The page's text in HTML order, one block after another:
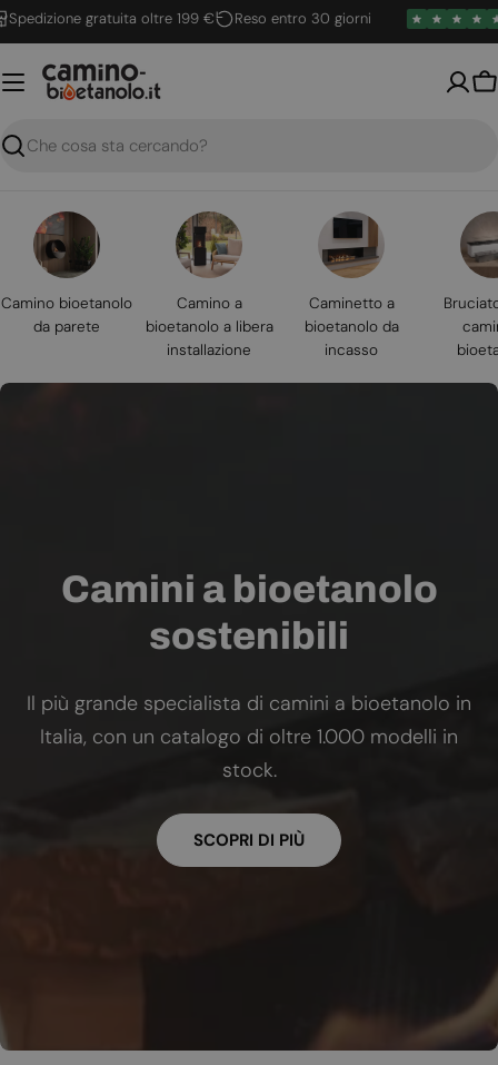
Vai
al
contenuto
gratuita oltre 199 € Reso entro 30 giorni
Ricerca
Camino bioetanolo
da parete
Camino a
bioetanolo a libera
installazione
Caminetto a
bioetanolo da
incasso
Camini a bioetanolo
sostenibili
Il più grande specialista di camini a bioetanolo in
Italia, con un catalogo di oltre 1.000 modelli in
stock.
SCOPRI DI PIÙ